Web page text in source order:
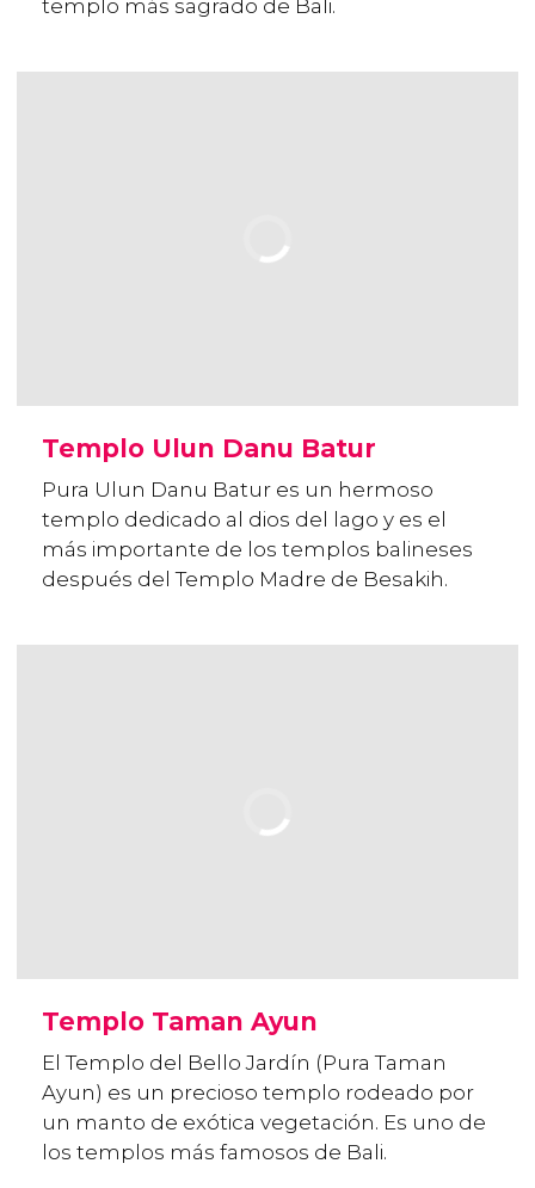
templo más sagrado de Bali.
Templo Ulun Danu Batur
Pura Ulun Danu Batur es un hermoso
templo dedicado al dios del lago y es el
más importante de los templos balineses
después del Templo Madre de Besakih.
Templo Taman Ayun
El Templo del Bello Jardín (Pura Taman
Ayun) es un precioso templo rodeado por
un manto de exótica vegetación. Es uno de
los templos más famosos de Bali.